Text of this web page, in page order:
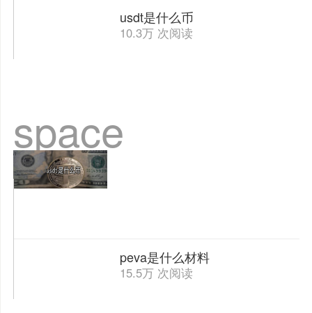
space
usdt是什么币
10.3万 次阅读
peva是什么材料
15.5万 次阅读